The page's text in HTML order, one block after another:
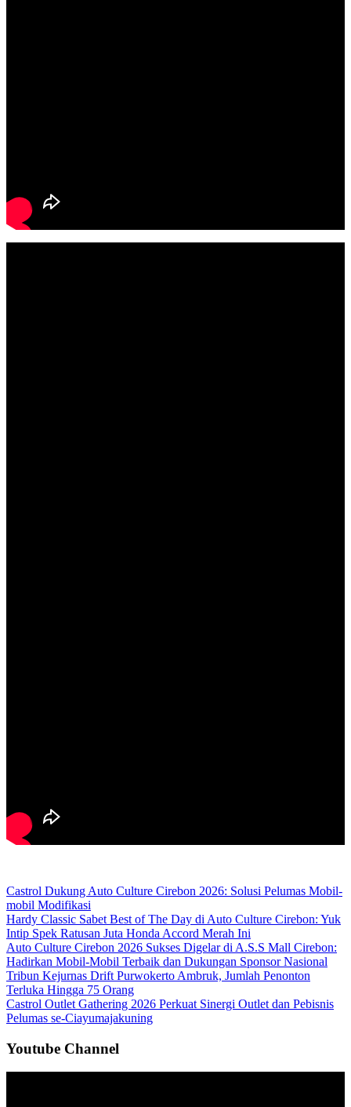
Castrol Dukung Auto Culture Cirebon 2026: Solusi Pelumas Mobil-
mobil Modifikasi
Hardy Classic Sabet Best of The Day di Auto Culture Cirebon: Yuk
Intip Spek Ratusan Juta Honda Accord Merah Ini
Auto Culture Cirebon 2026 Sukses Digelar di A.S.S Mall Cirebon:
Hadirkan Mobil-Mobil Terbaik dan Dukungan Sponsor Nasional
Tribun Kejurnas Drift Purwokerto Ambruk, Jumlah Penonton
Terluka Hingga 75 Orang
Castrol Outlet Gathering 2026 Perkuat Sinergi Outlet dan Pebisnis
Pelumas se-Ciayumajakuning
Youtube Channel